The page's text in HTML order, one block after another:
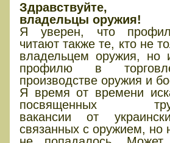
Здравствуйте,
владельцы оружия!
Я уверен, что
читают также те, кто не
владельцем оружия, но
профилю в
производстве оружия и
Я время от времени
посвященных
вакансии от
связанных с оружием, но